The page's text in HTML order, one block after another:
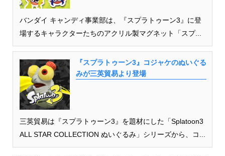
バンダイ キャンディ事業部は、『スプラトゥーン3』に登
場するキャラクターたちのアクリル製マグネット「スプ...
『スプラトゥーン3』コジャケのぬいぐる
みが三英貿易より登場
三英貿易は『スプラトゥーン3』を題材にした「Splatoon3
ALL STAR COLLECTION ぬいぐるみ」シリーズから、コ...